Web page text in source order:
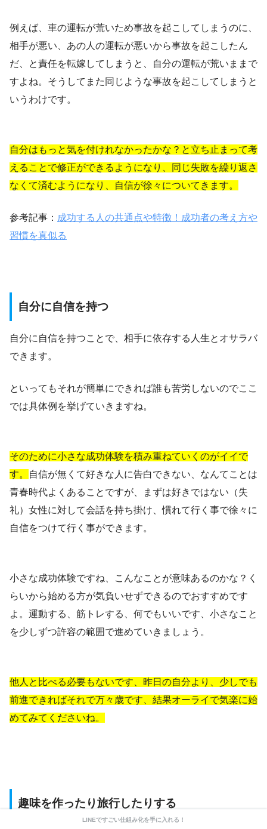
例えば、車の運転が荒いため事故を起こしてしまうのに、
相手が悪い、あの人の運転が悪いから事故を起こしたん
だ、と責任を転嫁してしまうと、自分の運転が荒いままで
すよね。そうしてまた同じような事故を起こしてしまうと
いうわけです。
自分はもっと気を付けれなかったかな？と立ち止まって考
えることで修正ができるようになり、同じ失敗を繰り返さ
なくて済むようになり、自信が徐々についてきます。
参考記事： 成功する人の共通点や特徴！成功者の考え方や
習慣を真似る
自分に自信を持つ
自分に自信を持つことで、相手に依存する人生とオサラバ
できます。
といってもそれが簡単にできれば誰も苦労しないのでここ
では具体例を挙げていきますね。
そのために小さな成功体験を積み重ねていくのがイイで
す。
自信が無くて好きな人に告白できない、なんてことは
青春時代よくあることですが、まずは好きではない（失
礼）女性に対して会話を持ち掛け、慣れて行く事で徐々に
自信をつけて行く事ができます。
小さな成功体験ですね、こんなことが意味あるのかな？く
らいから始める方が気負いせずできるのでおすすめです
よ。運動する、筋トレする、何でもいいです、小さなこと
を少しずつ許容の範囲で進めていきましょう。
他人と比べる必要もないです、昨日の自分より、少しでも
前進できればそれで万々歳です、結果オーライで気楽に始
めてみてくださいね。
趣味を作ったり旅行したりする
LINEですごい仕組み化を手に入れる！